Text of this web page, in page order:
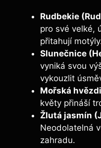
Rudbekie
pro své velké,
přitahují
Slunečnice
vyniká svou
vykouzlit
Mořská
květy přináší
Žlutá jasmín
Neodolatelná
zahradu.